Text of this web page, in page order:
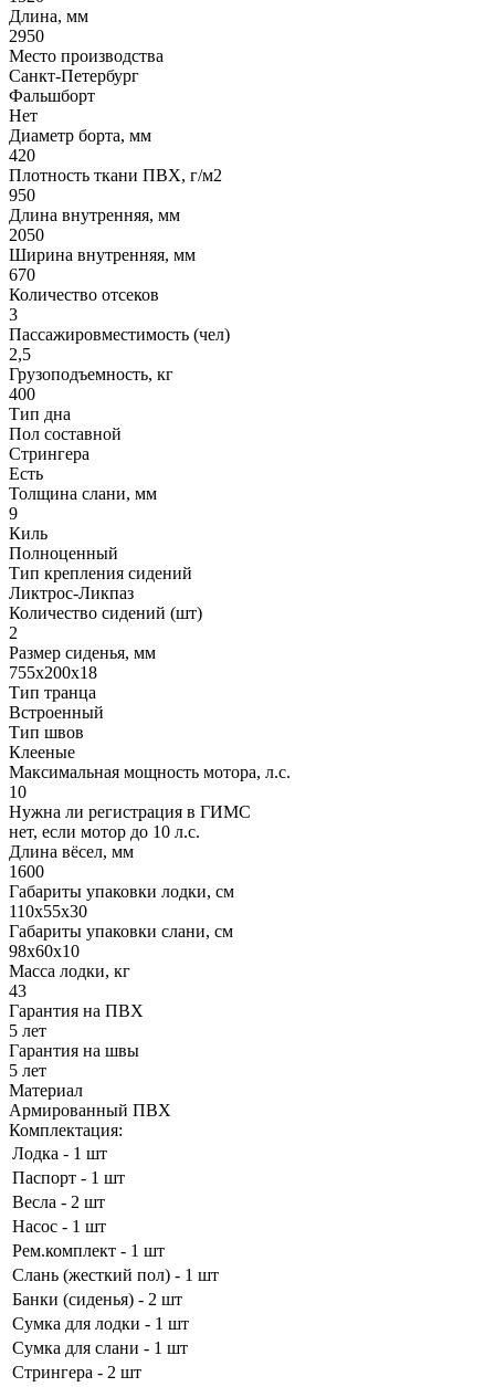
Длина, мм
2950
Место производства
Санкт-Петербург
Фальшборт
Нет
Диаметр борта, мм
420
Плотность ткани ПВХ, г/м2
950
Длина внутренняя, мм
2050
Ширина внутренняя, мм
670
Количество отсеков
3
Пассажировместимость (чел)
2,5
Грузоподъемность, кг
400
Тип дна
Пол составной
Стрингера
Есть
Толщина слани, мм
9
Киль
Полноценный
Тип крепления сидений
Ликтрос-Ликпаз
Количество сидений (шт)
2
Размер сиденья, мм
755x200x18
Тип транца
Встроенный
Тип швов
Клееные
Максимальная мощность мотора, л.с.
10
Нужна ли регистрация в ГИМС
нет, если мотор до 10 л.с.
Длина вёсел, мм
1600
Габариты упаковки лодки, см
110x55x30
Габариты упаковки слани, см
98x60x10
Масса лодки, кг
43
Гарантия на ПВХ
5 лет
Гарантия на швы
5 лет
Материал
Армированный ПВХ
Комплектация:
Лодка - 1 шт
Паспорт - 1 шт
Весла - 2 шт
Насос - 1 шт
Рем.комплект - 1 шт
Слань (жесткий пол) - 1 шт
Банки (сиденья) - 2 шт
Сумка для лодки - 1 шт
Сумка для слани - 1 шт
Стрингера - 2 шт